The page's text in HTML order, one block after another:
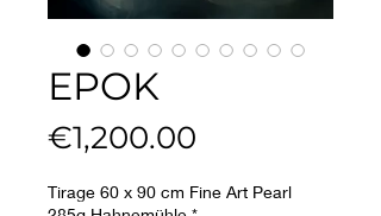
EPOK
€1,200.00
Tirage 60 x 90 cm Fine Art Pearl